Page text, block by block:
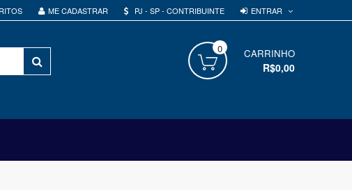
ME CADASTRAR PJ - SP - CONTRIBUINTE ENTRAR
CARRINHO
0
R$0,00